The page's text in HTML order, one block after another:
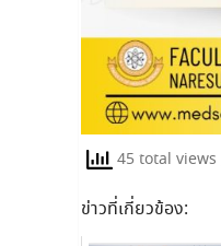
45 total views
ข่าวที่เกี่ยวข้อง: